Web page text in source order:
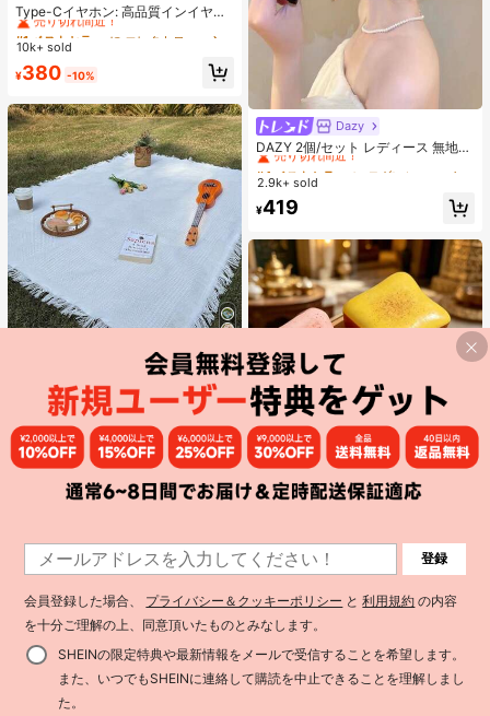
Type-Cイヤホン: 高品質インイヤー
ヘッドホン、3ボタンインラインコ
ントロール内蔵、音楽再生、通話応
ーズ、Plus、Pro、Pro Maxモデル対
売り切れ間近！
#1 ベストセラー
売り切れ間近！
#1 ベストセラー
売り切れ間近！
#1 ベストセラー
10k+ sold
¥380 -10%
7
¥143 節約
オフホワイトのワッフル織りピクニ
ックマット、タッセル付き、ボヘミ
アンスタイル、アウトドアキャンプ
スチャーで持ち運びと折りたたみが
#1 ベストセラー
に マルチカラー ピクニックマット
売り切れ間近！
#1 ベストセラー
に マルチカラー ピクニックマット
売り切れ間近！
#1 ベストセラー
に マルチカラー ピクニックマット
売り切れ間近！
#1 ベストセラー
に マルチカラー ピクニックマット
売り切れ間近！
3.2k+ sold (1000+)
-20%
Dazy
DAZY 2個/セット レディース 無地
光沢 シアサッカー リボン ヘアクリ
ップ、エレガントなファッション ク
ロークリップ、日常使用に適してい
ます(ヘアクロー 13cm-15cm)
#4 ベストセラー
売り切れ間近！
#4 ベストセラー
売り切れ間近！
#4 ベストセラー
売り切れ間近！
#4 ベストセラー
2.9k+ sold
¥419
特大トーストスクイッシュおもち
ゃ、超ソフトバタートーストストレ
ス解消スクイーズおもちゃ、ピン
ク、イエロー、ホワイト、グリーン
の4色展開、ストレス解消スクイッ
フト、日常のサプライズ小ギフトに
最適、かわいい、気分を高める
2.6k+ sold
(500+)
¥160 -5%
1
登録
会員登録した場合、 プライバシー＆クッキーポリシー と利用規約 の内容
を十分ご理解の上、同意頂いたものとみなします。
SHEINの限定特典や最新情報をメールで受信することを希望します。
また、いつでもSHEINに連絡して購読を中止できることを理解しまし
た。